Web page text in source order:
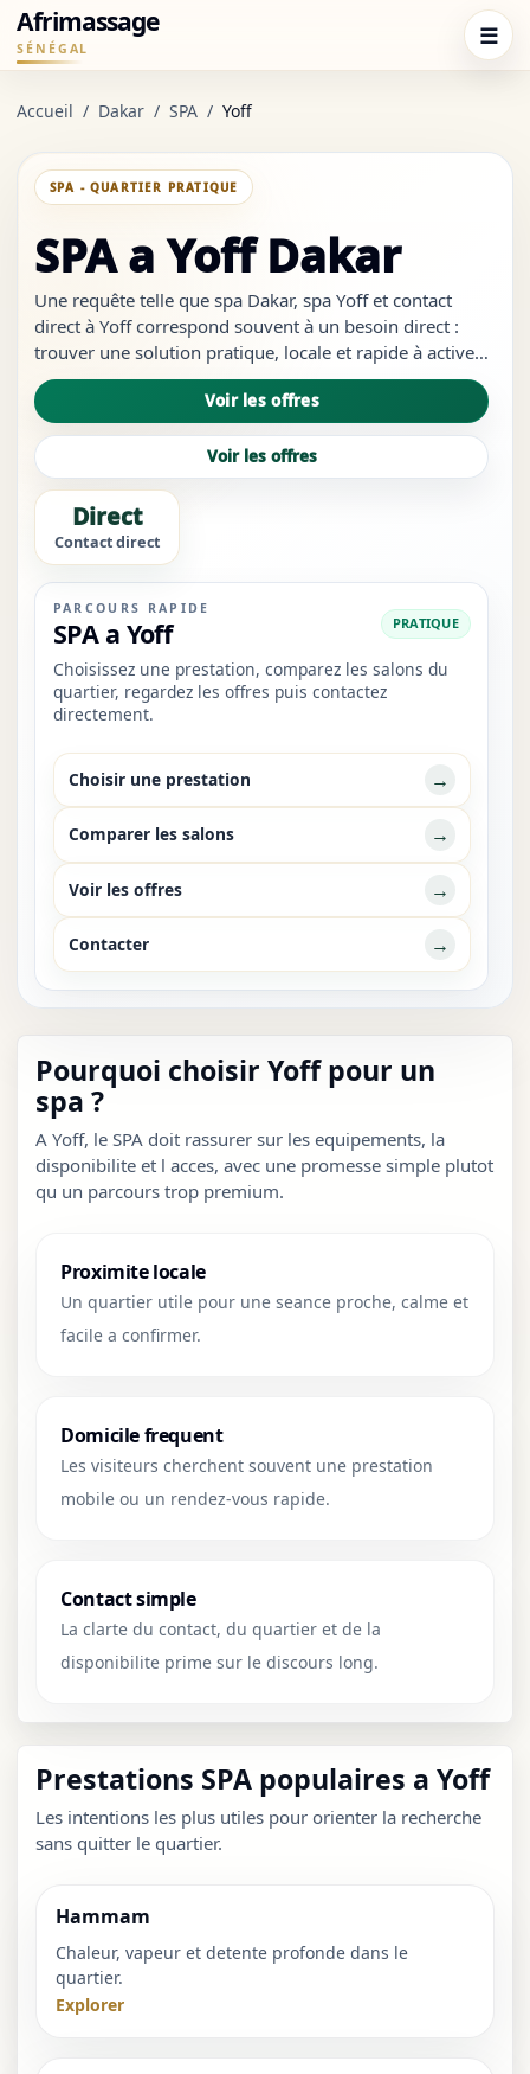
Afrimassage
SÉNÉGAL ☰
Accueil / Dakar / SPA / Yoff
SPA - QUARTIER PRATIQUE
SPA a Yoff Dakar
Une requête telle que spa Dakar, spa Yoff et contact
direct à Yoff correspond souvent à un besoin direct :
trouver une solution pratique, locale et rapide à activer.
Sur Yoff, l'utilisateur cherche généralement moins une
mise en scène premium qu'une adresse claire, facile à
joind...
Voir les offres
Voir les offres
Direct
Contact direct
PARCOURS RAPIDE
SPA a Yoff PRATIQUE
Choisissez une prestation, comparez les salons du
quartier, regardez les offres puis contactez
directement.
Choisir une prestation →
Comparer les salons →
Voir les offres →
Contacter →
Pourquoi choisir Yoff pour un
spa ?
A Yoff, le SPA doit rassurer sur les equipements, la
disponibilite et l acces, avec une promesse simple plutot
qu un parcours trop premium.
Proximite locale
Un quartier utile pour une seance proche, calme et
facile a confirmer.
Domicile frequent
Les visiteurs cherchent souvent une prestation
mobile ou un rendez-vous rapide.
Contact simple
La clarte du contact, du quartier et de la
disponibilite prime sur le discours long.
Prestations SPA populaires a Yoff
Les intentions les plus utiles pour orienter la recherche
sans quitter le quartier.
Hammam
Chaleur, vapeur et detente profonde dans le
quartier.
Explorer